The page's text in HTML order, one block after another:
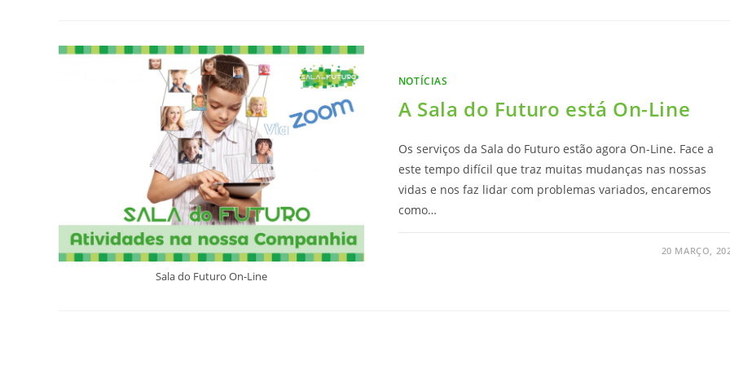
Sala do Futuro On-Line
NOTÍCIAS
A Sala do Futuro está On-Line
Os serviços da Sala do Futuro estão agora On-Line. Face a
este tempo difícil que traz muitas mudanças nas nossas
vidas e nos faz lidar com problemas variados, encaremos
como…
20 MARÇO,